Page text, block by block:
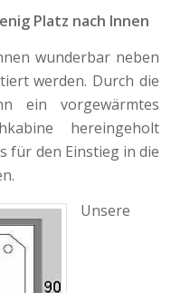
Platz nach Innen
wunderbar neben
werden. Durch die
ein vorgewärmtes
hereingeholt
für den Einstieg in die
Unsere